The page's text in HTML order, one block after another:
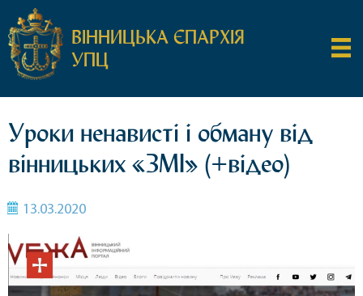
ВІННИЦЬКА ЄПАРХІЯ
УПЦ
Уроки ненависті і обману від
вінницьких «ЗМІ» (+відео)
13.03.2020